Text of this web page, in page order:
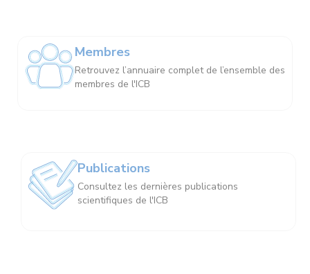
Membres
Retrouvez l’annuaire complet de l’ensemble des
membres de l'ICB
Publications
Consultez les dernières publications
scientifiques de l'ICB